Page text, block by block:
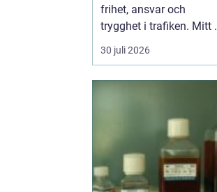
frihet, ansvar och
trygghet i trafiken. Mitt i
allt detta finns
riskutbildning, som
tanke: att ge blivande
förare en realistisk bild
av r...
30 juli 2026